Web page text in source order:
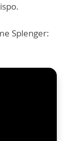
Splenger: